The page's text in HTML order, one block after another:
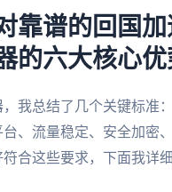
靠谱的回国
的六大核心优
我总结了几个关键标准
、流量稳定、安全加密
符合这些要求，下面我详